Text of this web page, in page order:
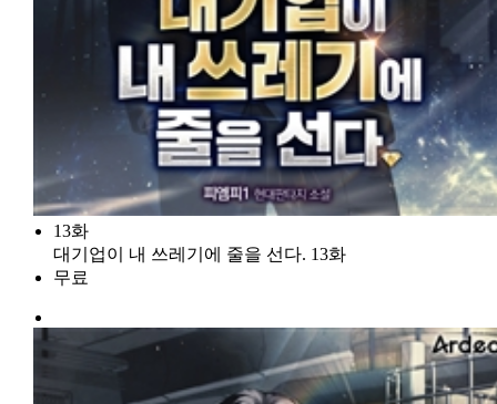
13화
대기업이 내 쓰레기에 줄을 선다. 13화
무료